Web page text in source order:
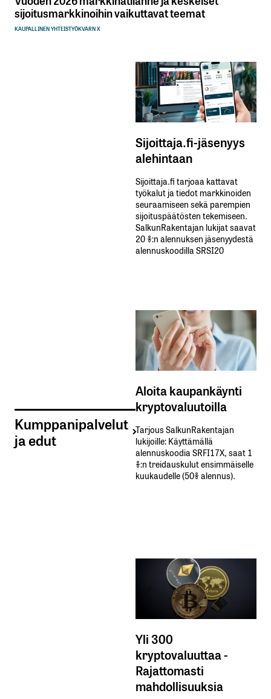
sijoitusmarkkinoihin vaikuttavat teemat
KAUPALLINEN YHTEISTYÖKVARN X
Kumppanipalvelut
ja edut
Sijoittaja.fi-jäsenyys
alehintaan
Sijoittaja.fi tarjoaa kattavat
työkalut ja tiedot markkinoiden
seuraamiseen sekä parempien
sijoituspäätösten tekemiseen.
SalkunRakentajan lukijat saavat
20 %:n alennuksen jäsenyydestä
alennuskoodilla SRSI20
Aloita kaupankäynti
kryptovaluutoilla
Tarjous SalkunRakentajan
lukijoille: Käyttämällä​ ​
alennuskoodia​ ​SRFI17X,​ ​saat​ ​1
%:n treidauskulut​ ​ensimmäiselle​ ​
kuukaudelle​ ​(50%​ ​alennus).
Yli 300
kryptovaluuttaa -
Rajattomasti
mahdollisuuksia